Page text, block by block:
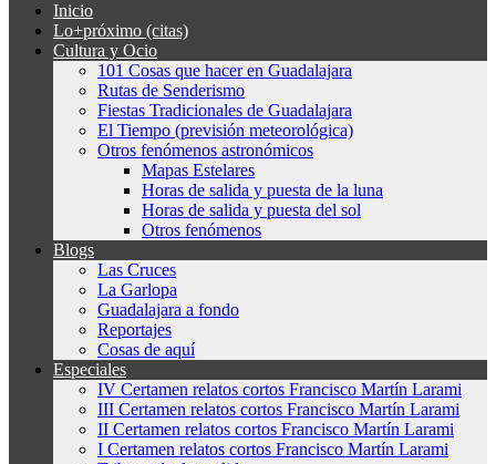
Inicio
Lo+próximo (citas)
Cultura y Ocio
101 Cosas que hacer en Guadalajara
Rutas de Senderismo
Fiestas Tradicionales de Guadalajara
El Tiempo (previsión meteorológica)
Otros fenómenos astronómicos
Mapas Estelares
Horas de salida y puesta de la luna
Horas de salida y puesta del sol
Otros fenómenos
Blogs
Las Cruces
La Garlopa
Guadalajara a fondo
Reportajes
Cosas de aquí
Especiales
IV Certamen relatos cortos Francisco Martín Larami
III Certamen relatos cortos Francisco Martín Larami
II Certamen relatos cortos Francisco Martín Larami
I Certamen relatos cortos Francisco Martín Larami